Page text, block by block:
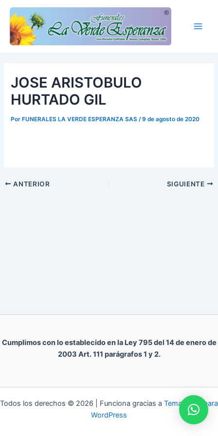
contenido
JOSE ARISTOBULO
HURTADO GIL
Por FUNERALES LA VERDE ESPERANZA SAS/9 de agosto de 2020
ANTERIOR SIGUIENTE
Cumplimos con lo establecido en la Ley 795 del 14 de enero de
2003 Art. 111 parágrafos 1 y 2.
Todos los derechos © 2026 | Funciona gracias a Tema Astra para
WordPress